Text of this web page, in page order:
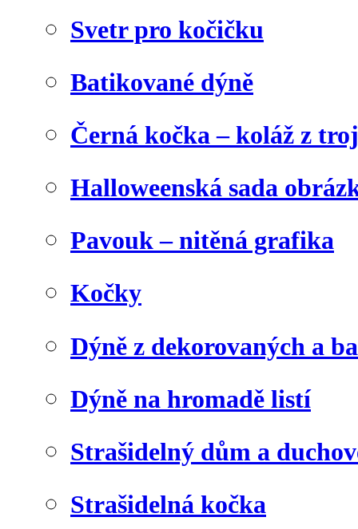
Svetr pro kočičku
Batikované dýně
Černá kočka – koláž z
Halloweenská sada
Pavouk – nitěná grafika
Kočky
Dýně z dekorovaných a
Dýně na hromadě listí
Strašidelný dům a
Strašidelná kočka